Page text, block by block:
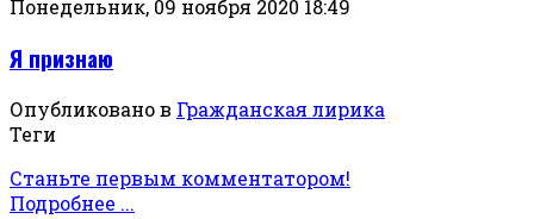
Понедельник, 09 ноября 2020 18:49
Я признаю
Опубликовано в Гражданская лирика
Теги
Станьте первым комментатором!
Подробнее ...